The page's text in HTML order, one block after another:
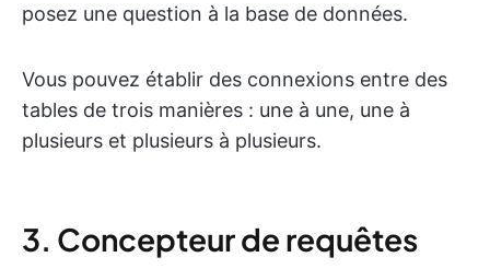
posez une question à la base de données.
Vous pouvez établir des connexions entre des
tables de trois manières : une à une, une à
plusieurs et plusieurs à plusieurs.
3. Concepteur de requêtes